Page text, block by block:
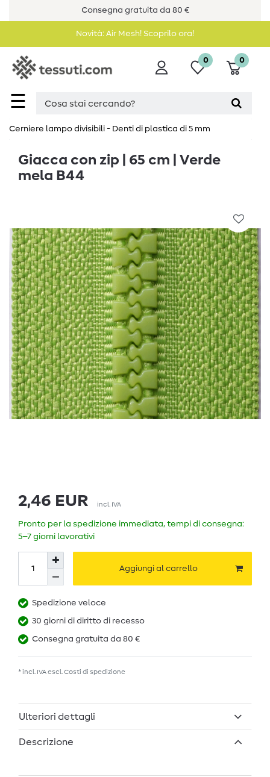
Consegna gratuita da 80 €
Novità: Air Mesh! Scoprilo ora!
☰
0 0
Cerniere lampo divisibili - Denti di plastica di 5 mm
Giacca con zip | 65 cm | Verde
mela B44
2,46 EUR incl. IVA
Pronto per la spedizione immediata, tempi di consegna:
5–7 giorni lavorativi
Aggiungi al carrello
Spedizione veloce
30 giorni di diritto di recesso
Consegna gratuita da 80 €
* incl. IVA escl.Costi di spedizione
Ulteriori dettagli
Descrizione